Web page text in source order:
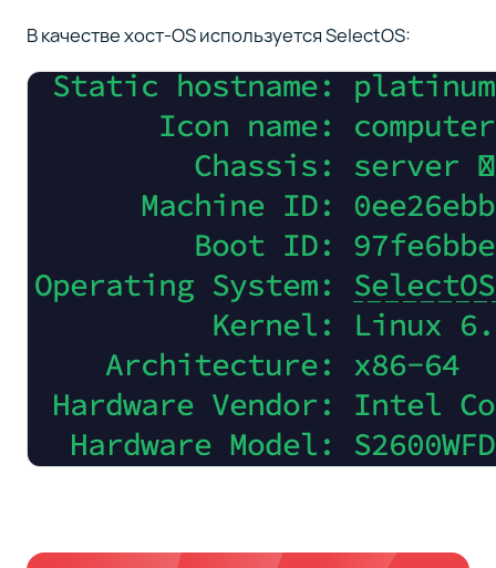
В качестве хост-OS используется SelectOS: